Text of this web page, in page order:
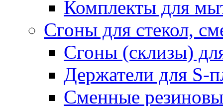
Комплекты для
Сгоны для стекол,
Сгоны (склизы)
Держатели для S-
Сменные